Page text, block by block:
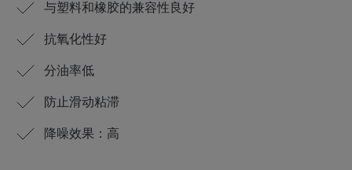
与塑料和橡胶的兼容性良好
抗氧化性好
分油率低
防止滑动粘滞
降噪效果：高